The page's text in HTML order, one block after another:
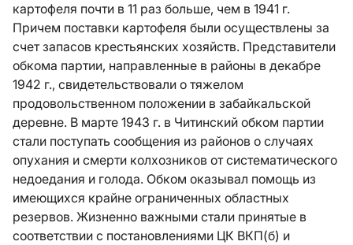
картофеля почти в 11 раз больше, чем в 1941 г.
Причем поставки картофеля были осуществлены за
счет запасов крестьянских хозяйств. Представители
обкома партии, направленные в районы в декабре
1942 г., свидетельствовали о тяжелом
продовольственном положении в забайкальской
деревне. В марте 1943 г. в Читинский обком партии
стали поступать сообщения из районов о случаях
опухания и смерти колхозников от систематического
недоедания и голода. Обком оказывал помощь из
имеющихся крайне ограниченных областных
резервов. Жизненно важными стали принятые в
соответствии с постановлениями ЦК ВКП(б) и